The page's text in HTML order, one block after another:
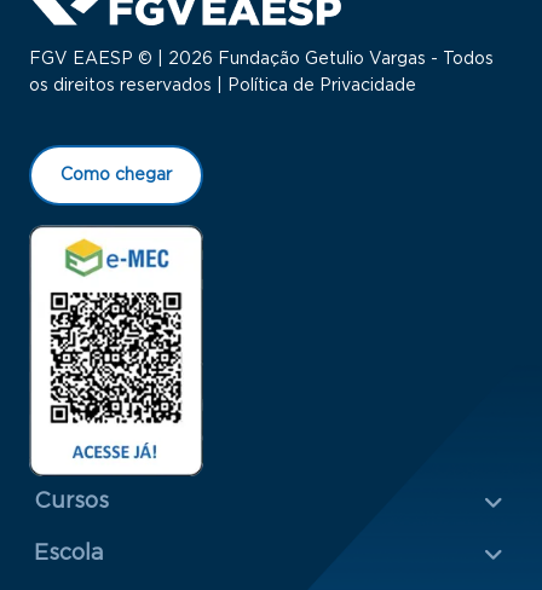
FGV EAESP © | 2026 Fundação Getulio Vargas - Todos
os direitos reservados |
Política de Privacidade
Como chegar
Menu Rodapé 1
Cursos
Escola